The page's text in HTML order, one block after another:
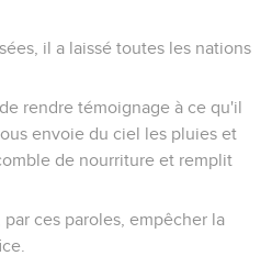
il a laissé toutes les nations
rendre témoignage à ce qu'il
envoie du ciel les pluies et
de nourriture et remplit
par ces paroles, empêcher la